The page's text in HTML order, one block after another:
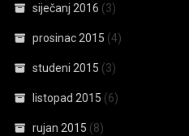
siječanj 2016 (3)
prosinac 2015 (4)
studeni 2015 (3)
listopad 2015 (6)
rujan 2015 (8)